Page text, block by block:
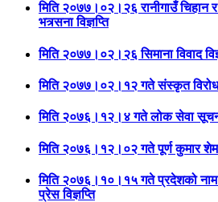
मिति २०७७।०२।२६ रानीगाउँ चिहान
भत्र्सना विज्ञप्ति
मिति २०७७।०२।२६ सिमाना विवाद
मिति २०७७।०२।१२ गते संस्कृत विरोध
मिति २०७६।१२।४ गते लोक सेवा
मिति २०७६।१२।०२ गते पूर्ण कुमार शेमा
मिति २०७६।१०।१५ गते प्रदेशको नाम
प्रेस विज्ञप्ति